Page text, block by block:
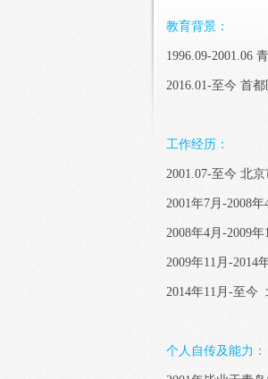
教育背景：
1996.09-2001.06
2016.01-至今 首
工作经历：
2001.07-至今 北
2001年7月-2008
2008年4月-2009
2009年11月-2014
2014年11月-至今
个人自传及能力：